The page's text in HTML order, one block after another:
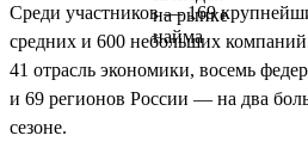
Среди участников — 169
средних и 600 небольших
41 отрасль экономики, восемь
и 69 регионов России — на два
сезоне.